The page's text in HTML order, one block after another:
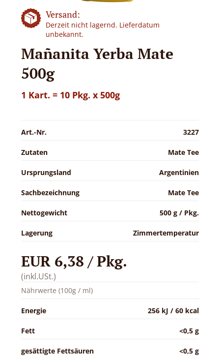
Versand:
Derzeit nicht lagernd. Lieferdatum
unbekannt.
Mañanita Yerba Mate
500g
1 Kart. = 10 Pkg. x 500g
Art.-Nr. 3227
Zutaten Mate Tee
Ursprungsland Argentinien
Sachbezeichnung Mate Tee
Nettogewicht 500 g / Pkg.
Lagerung Zimmertemperatur
EUR 6,38 / Pkg.
(inkl.USt.)
Nährwerte (100g / ml)
Energie 256 kJ / 60 kcal
Fett <0,5 g
gesättigte Fettsäuren <0,5 g